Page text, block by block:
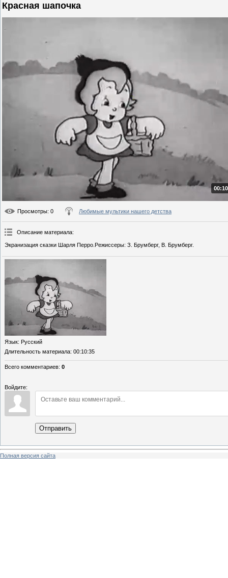
Красная шапочка
Просмотры: 0 Любимые мультики нашего детства
Описание материала:
Экранизация сказки Шарля Перро.Режиссеры: З. Брумберг, В. Брумберг.
Язык: Русский
Длительность материала: 00:10:35
Всего комментариев: 0
Войдите:
Отправить
Полная версия сайта